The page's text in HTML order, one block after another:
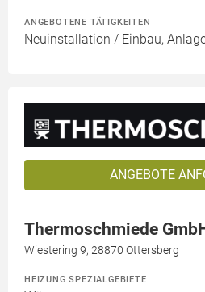
ANGEBOTENE TÄTIGKEITEN
Neuinstallation / Einbau,
ANGEBOTE
Thermoschmiede
Wiestering 9, 28870 Ottersberg
HEIZUNG SPEZIALGEBIETE